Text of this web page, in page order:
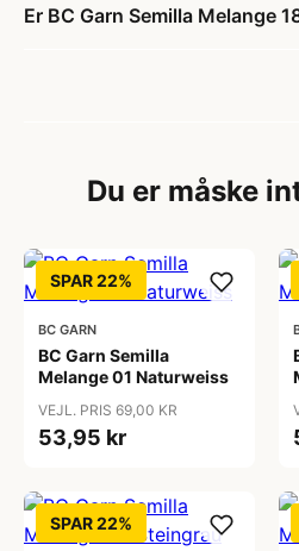
Er BC Garn Semilla Melange
Du er måske
SPAR 22%
BC GARN
BC Garn Semilla
Melange 01 Naturweiss
VEJL. PRIS 69,00 KR
53,95 kr
SPAR 22%